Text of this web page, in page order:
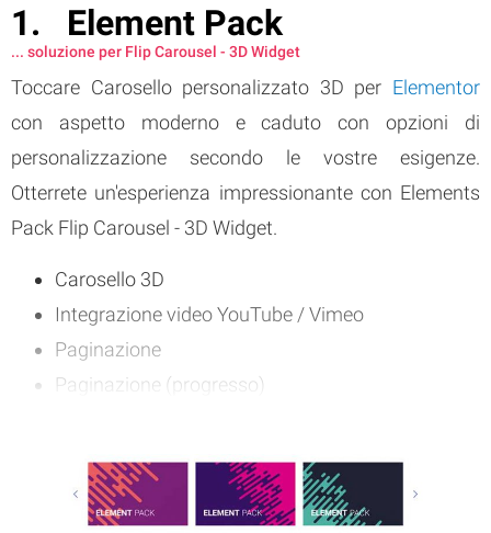
Element Pack
... soluzione per Flip Carousel - 3D Widget
Toccare Carosello personalizzato 3D per Elementor
con aspetto moderno e caduto con opzioni di
personalizzazione secondo le vostre esigenze.
Otterrete un'esperienza impressionante con Elements
Pack Flip Carousel - 3D Widget.
Carosello 3D
Integrazione video YouTube / Vimeo
Paginazione
Paginazione (progresso)
Modalità ombra con sfondo